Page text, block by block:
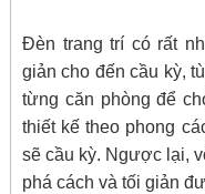
Đèn trang trí có rất
giản cho đến cầu kỳ,
từng căn phòng để
thiết kế theo phong
sẽ cầu kỳ. Ngược lại,
phá cách và tối giản